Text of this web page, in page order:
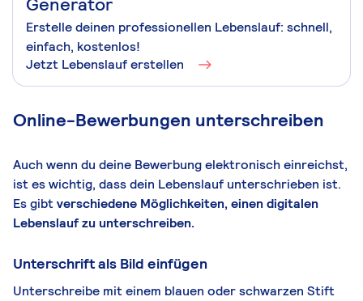
Generator
Erstelle deinen professionellen Lebenslauf: schnell,
einfach, kostenlos!
Jetzt Lebenslauf erstellen
Online-Bewerbungen unterschreiben
Auch wenn du deine Bewerbung elektronisch einreichst,
ist es wichtig, dass dein Lebenslauf unterschrieben ist.
Es gibtverschiedene Möglichkeiten, einen digitalen
Lebenslauf zu unterschreiben.
Unterschrift als Bild einfügen
Unterschreibe mit einem blauen oder schwarzen Stift